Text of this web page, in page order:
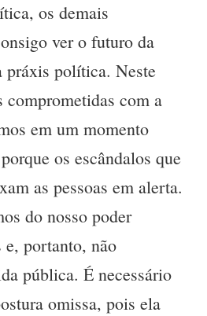
os demais
ver o futuro da
práxis política. Neste
comprometidas com a
em um momento
os escândalos que
as pessoas em alerta.
do nosso poder
e, portanto, não
pública. É necessário
omissa, pois ela